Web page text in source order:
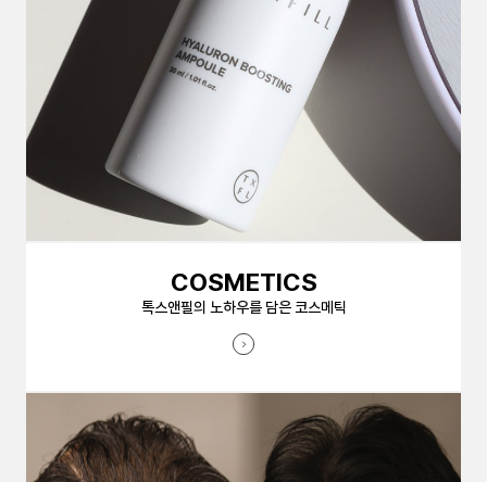
COSMETICS
톡스앤필의 노하우를 담은 코스메틱